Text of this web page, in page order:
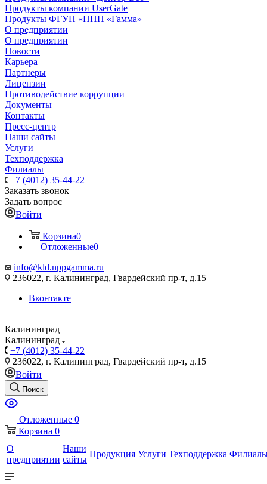
Продукты компании UserGate
Продукты ФГУП «НПП «Гамма»
О предприятии
О предприятии
Новости
Карьера
Партнеры
Лицензии
Противодействие коррупции
Документы
Контакты
Пресс-центр
Наши сайты
Услуги
Техподдержка
Филиалы
+7 (4012) 35-44-22
Заказать звонок
Задать вопрос
Войти
Корзина0
Отложенные0
info@kld.nppgamma.ru
236022, г. Калининград, Гвардейский пр-т, д.15
Вконтакте
Калининград
Калининград
+7 (4012) 35-44-22
236022, г. Калининград, Гвардейский пр-т, д.15
Войти
Поиск
Отложенные 0
Корзина 0
О
предприятии
Наши
сайты
Продукция Услуги Техподдержка